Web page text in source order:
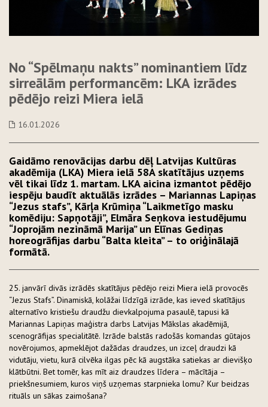
No “Spēlmaņu nakts” nominantiem līdz
sirreālām performancēm: LKA izrādes
pēdējo reizi Miera ielā
16.01.2026
Gaidāmo renovācijas darbu dēļ Latvijas Kultūras
akadēmija (LKA) Miera ielā 58A skatītājus uzņems
vēl tikai līdz 1. martam. LKA aicina izmantot pēdējo
iespēju baudīt aktuālās izrādes – Mariannas Lapiņas
“Jezus stafs”, Kārļa Krūmiņa “Laikmetīgo masku
komēdiju: Sapņotāji”, Elmāra Seņkova iestudējumu
“Joprojām nezināmā Marija” un Elīnas Gediņas
horeogrāfijas darbu “Balta kleita” – to oriģinālajā
formātā.
25. janvārī divās izrādēs skatītājus pēdējo reizi Miera ielā provocēs
“Jezus Stafs”. Dinamiskā, kolāžai līdzīgā izrāde, kas ieved skatītājus
alternatīvo kristiešu draudžu dievkalpojuma pasaulē, tapusi kā
Mariannas Lapiņas maģistra darbs Latvijas Mākslas akadēmijā,
scenogrāfijas specialitātē. Izrāde balstās radošās komandas gūtajos
novērojumos, apmeklējot dažādas draudzes, un izceļ draudzi kā
vidutāju, vietu, kurā cilvēka ilgas pēc kā augstāka satiekas ar dievišķo
klātbūtni. Bet tomēr, kas mīt aiz draudzes līdera – mācītāja –
priekšnesumiem, kuros viņš uzņemas starpnieka lomu? Kur beidzas
rituāls un sākas zaimošana?